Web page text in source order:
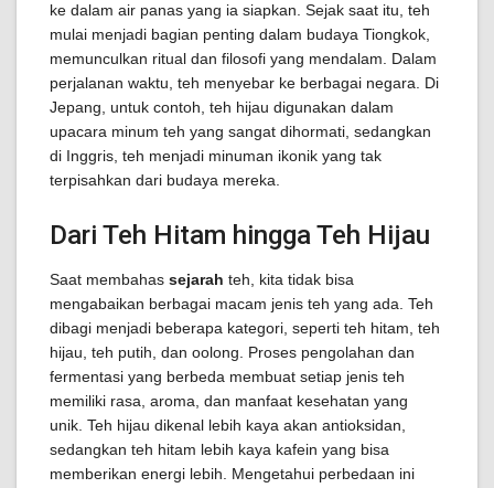
ke dalam air panas yang ia siapkan. Sejak saat itu, teh
mulai menjadi bagian penting dalam budaya Tiongkok,
memunculkan ritual dan filosofi yang mendalam. Dalam
perjalanan waktu, teh menyebar ke berbagai negara. Di
Jepang, untuk contoh, teh hijau digunakan dalam
upacara minum teh yang sangat dihormati, sedangkan
di Inggris, teh menjadi minuman ikonik yang tak
terpisahkan dari budaya mereka.
Dari Teh Hitam hingga Teh Hijau
Saat membahas sejarah teh, kita tidak bisa
mengabaikan berbagai macam jenis teh yang ada. Teh
dibagi menjadi beberapa kategori, seperti teh hitam, teh
hijau, teh putih, dan oolong. Proses pengolahan dan
fermentasi yang berbeda membuat setiap jenis teh
memiliki rasa, aroma, dan manfaat kesehatan yang
unik. Teh hijau dikenal lebih kaya akan antioksidan,
sedangkan teh hitam lebih kaya kafein yang bisa
memberikan energi lebih. Mengetahui perbedaan ini